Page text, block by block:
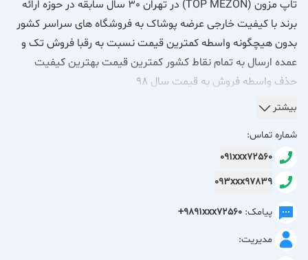
تاپ مزون (TOP MEZON) در تهران 30 سال سابقه در حوزه ارائه
برند با کیفیت خارجی عرضه پوشاک به فروشگاه های سراسر کشور
بدون هیچگونه واسطه کمترین قیمت نسبت به رقبا فروش تک و
عمده ارسال به تمام نقاط کشور کمترین قیمت بهترین کیفیت
حذف واسطه فروش به قیمت سال 98
بیشتر
شماره تماس:
091xxx72560
093xxx97839
پیامک: +9891xxx72560
مدیریت: